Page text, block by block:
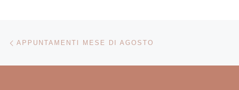
Navigazione articoli
APPUNTAMENTI MESE DI AGOSTO